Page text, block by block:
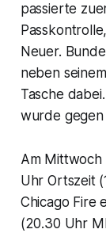
passierte
Neuer.
neben
Tasche
wurde
Am Mittwoch
Uhr Ortszeit
Chicago Fire
(20.30 Uhr